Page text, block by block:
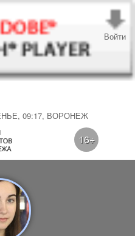
09:17, ВОРОНЕЖ
Войти
16+